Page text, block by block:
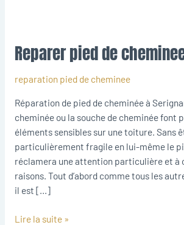
Reparer pied de
reparation pied de cheminee
Réparation de pied de cheminée à
cheminée ou la souche de cheminée font
éléments sensibles sur une toiture. Sans
particulièrement fragile en lui-même le
réclamera une attention particulière et à
raisons. Tout d’abord comme tous les
il est […]
Reparer
pied
de
Serignan
Lire la suite »